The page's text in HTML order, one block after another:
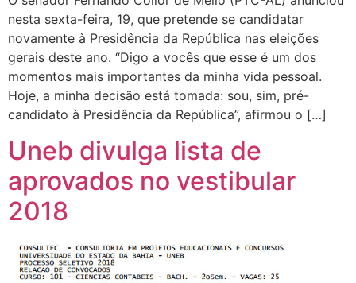
nesta sexta-feira, 19, que pretende se candidatar
novamente à Presidência da República nas eleições
gerais deste ano. “Digo a vocês que esse é um dos
momentos mais importantes da minha vida pessoal.
Hoje, a minha decisão está tomada: sou, sim, pré-
candidato à Presidência da República”, afirmou o […]
Uneb divulga lista de
aprovados no vestibular
2018